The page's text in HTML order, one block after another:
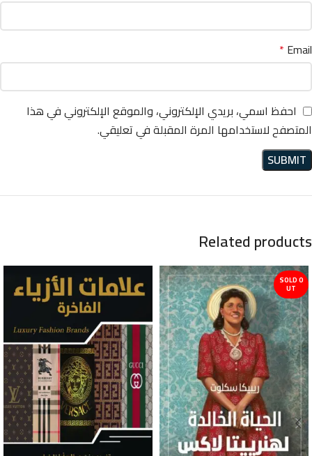
Email
*
احفظ اسمي، بريدي الإلكتروني، والموقع الإلكتروني في هذا
المتصفح لاستخدامها المرة المقبلة في تعليقي.
Related products
SOLD O
UT